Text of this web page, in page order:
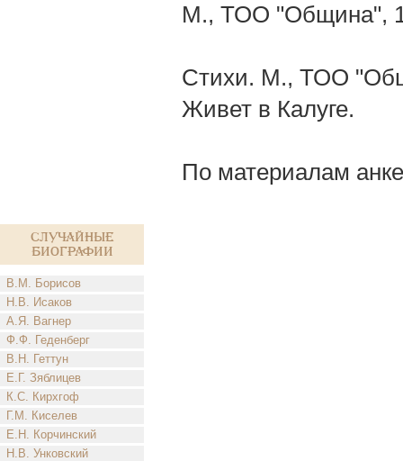
Случайные
биографии
В.М. Борисов
Н.В. Исаков
А.Я. Вагнер
Ф.Ф. Геденберг
В.Н. Геттун
Е.Г. Зяблицев
К.С. Кирхгоф
Г.М. Киселев
Е.Н. Корчинский
Н.В. Унковский
М., ТОО "Община",
Стихи. М., ТОО
Живет в Калуге.
По материалам